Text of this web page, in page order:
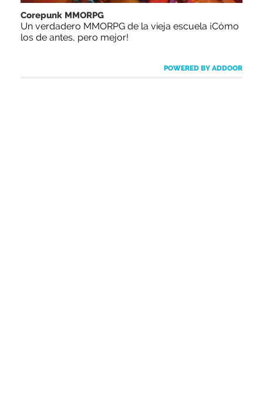
Corepunk MMORPG
Un verdadero MMORPG de la vieja escuela ¡Cómo
los de antes, pero mejor!
POWERED BY ADDOOR